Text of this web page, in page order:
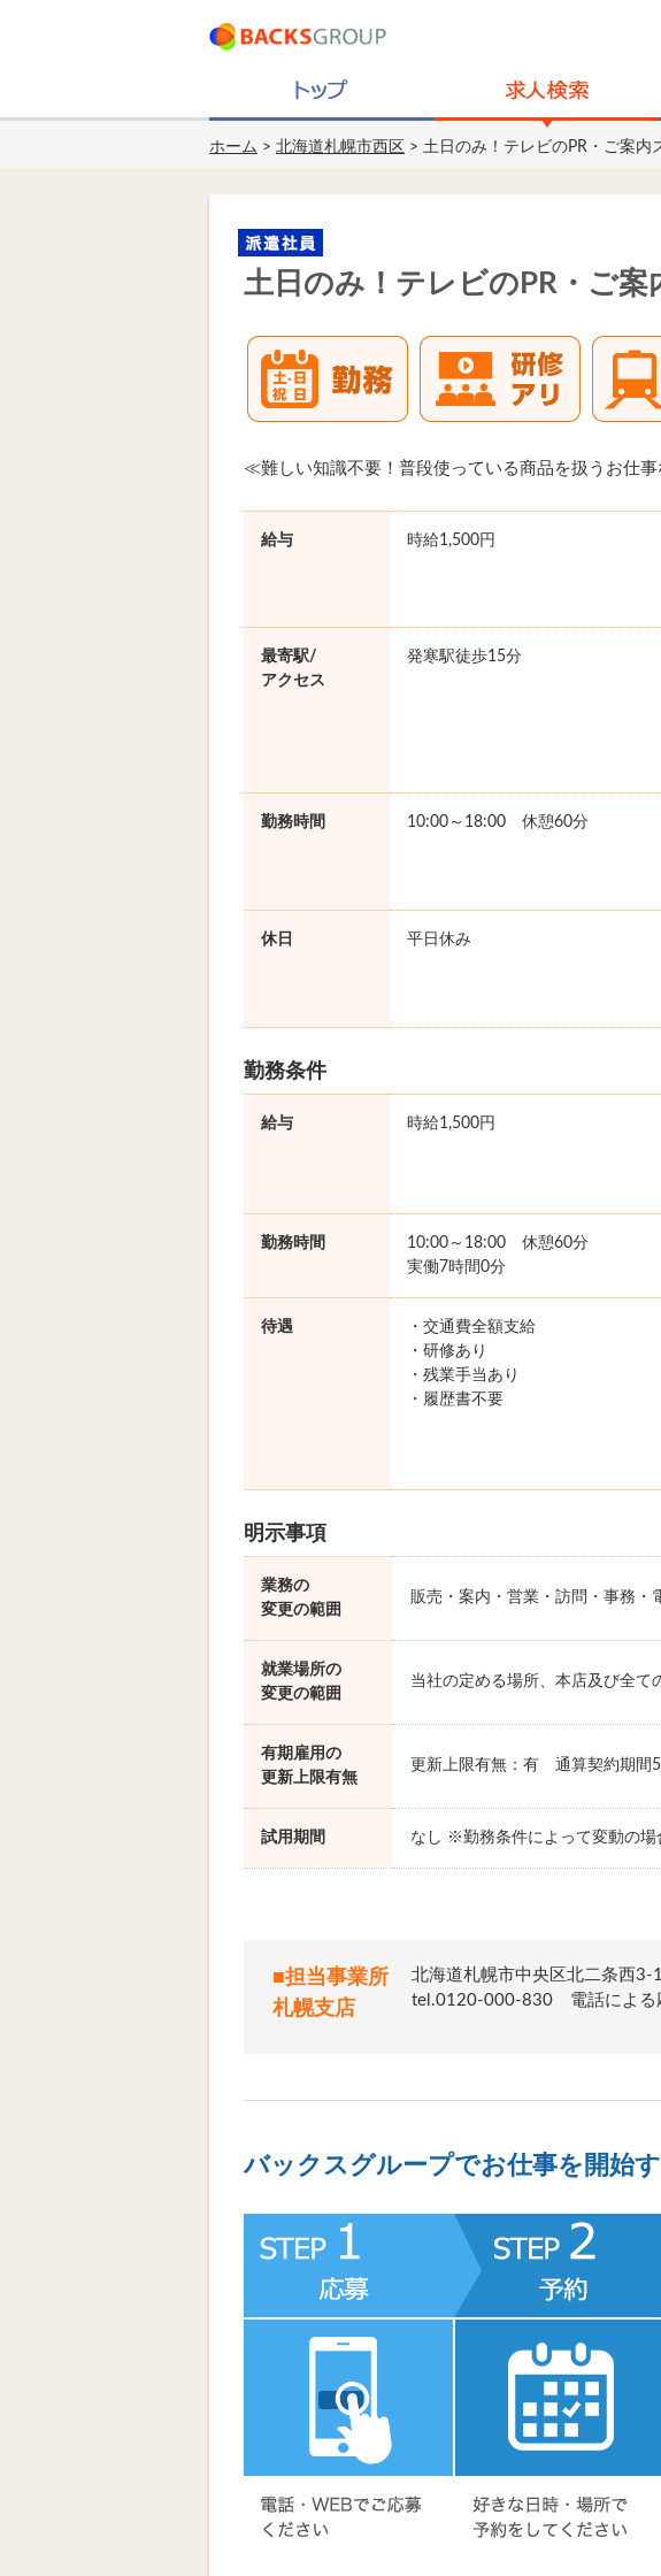
ホーム > 北海道札幌市西区 > 土日のみ！テレビのPR・ご案内
土日のみ！テレビのPR・ご案
≪難しい知識不要！普段使っている商品を扱うお仕
給与 時給1,500円
最寄駅/
アクセス
発寒駅徒歩15分
勤務時間 10:00～18:00 休憩60分
休日 平日休み
勤務条件
給与 時給1,500円
勤務時間
10:00～18:00 休憩60分
実働7時間0分
待遇
・交通費全額支給
・研修あり
・残業手当あり
・履歴書不要
明示事項
業務の
変更の範囲
販売・案内・営業・訪問・事務・
就業場所の
変更の範囲
当社の定める場所、本店及び全て
有期雇用の
更新上限有無
更新上限有無：有 通算契約期間
試用期間 なし ※勤務条件によって変動の場
■担当事業所
札幌支店
北海道札幌市中央区北二条西3-
tel.0120-000-830 電話による
バックスグループでお仕事を開始